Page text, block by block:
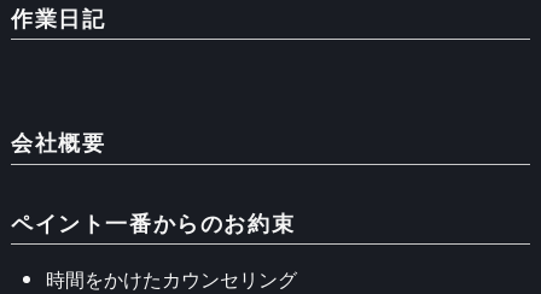
作業日記
会社概要
ペイント一番からのお約束
時間をかけたカウンセリング